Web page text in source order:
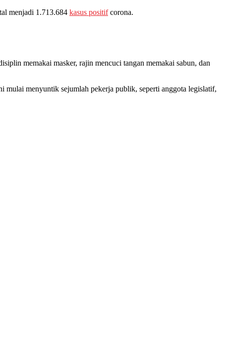
menjadi 1.713.684 kasus positifcorona.
memakai masker, rajin mencuci tangan memakai sabun, dan
mulai menyuntik sejumlah pekerja publik, seperti anggota legislatif,